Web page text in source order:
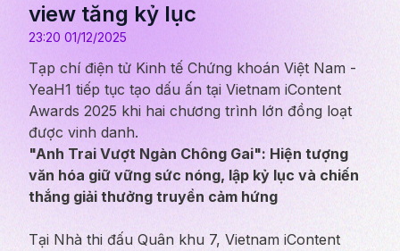
view tăng kỷ lục
23:20 01/12/2025
Tạp chí điện tử Kinh tế Chứng khoán Việt Nam -
YeaH1 tiếp tục tạo dấu ấn tại Vietnam iContent
Awards 2025 khi hai chương trình lớn đồng loạt
được vinh danh.
"Anh Trai Vượt Ngàn Chông Gai": Hiện tượng
văn hóa giữ vững sức nóng, lập kỷ lục và chiến
thắng giải thưởng truyền cảm hứng
Tại Nhà thi đấu Quân khu 7, Vietnam iContent